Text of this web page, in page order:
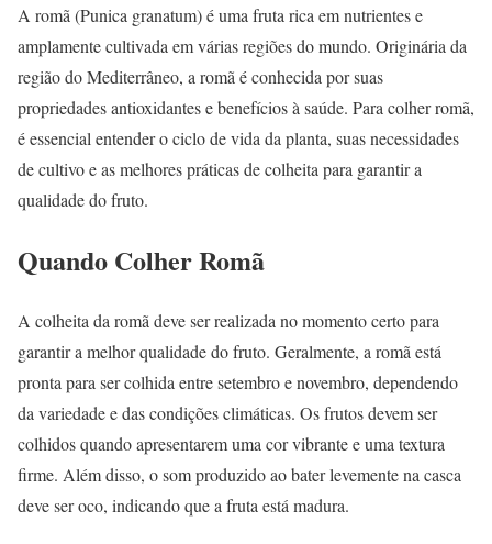
A romã (Punica granatum) é uma fruta rica em nutrientes e
amplamente cultivada em várias regiões do mundo. Originária da
região do Mediterrâneo, a romã é conhecida por suas
propriedades antioxidantes e benefícios à saúde. Para colher romã,
é essencial entender o ciclo de vida da planta, suas necessidades
de cultivo e as melhores práticas de colheita para garantir a
qualidade do fruto.
Quando Colher Romã
A colheita da romã deve ser realizada no momento certo para
garantir a melhor qualidade do fruto. Geralmente, a romã está
pronta para ser colhida entre setembro e novembro, dependendo
da variedade e das condições climáticas. Os frutos devem ser
colhidos quando apresentarem uma cor vibrante e uma textura
firme. Além disso, o som produzido ao bater levemente na casca
deve ser oco, indicando que a fruta está madura.